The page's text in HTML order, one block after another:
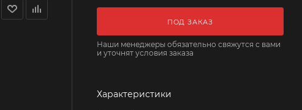
ПОД ЗАКАЗ
Наши менеджеры обязательно свяжутся с вами
и уточнят условия заказа
Характеристики